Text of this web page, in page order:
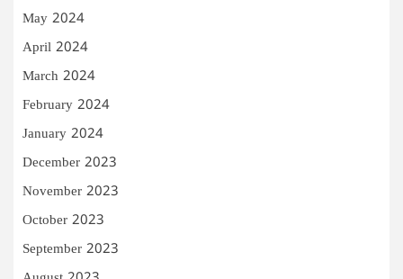
May 2024
April 2024
March 2024
February 2024
January 2024
December 2023
November 2023
October 2023
September 2023